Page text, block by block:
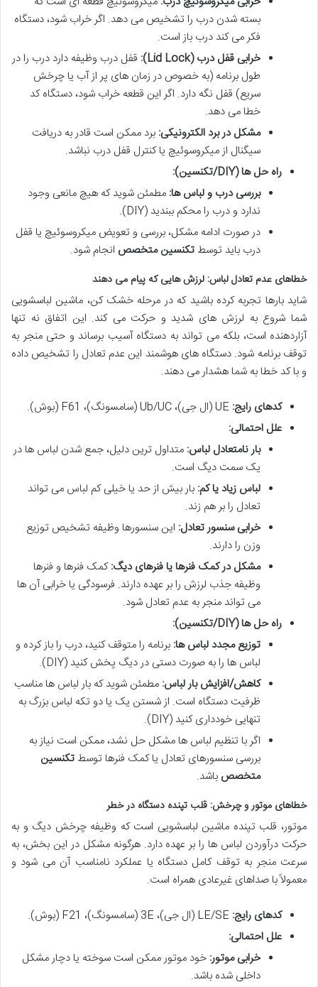
بسته شدن درب را تشخیص می دهد. اگر خراب شود، دستگاه
فکر می کند درب باز است.
خرابی قفل درب (Lid Lock):
قفل درب وظیفه دارد درب را در
طول برنامه (به خصوص در زمان های پر از آب یا چرخش
سریع) قفل نگه دارد. اگر این قطعه خراب شود، دستگاه کد
خطا می دهد.
مشکل در برد الکترونیکی: برد ممکن است قادر به دریافت
سیگنال از میکروسوئیچ یا کنترل قفل درب نباشد.
راه حل ها (DIY/تکنسین):
بررسی درب و لباس ها: مطمئن شوید که هیچ مانعی وجود
ندارد و درب را محکم ببندید (DIY).
در صورت ادامه مشکل، بررسی و تعویض میکروسوئیچ یا قفل
درب باید توسط تکنسین متخصص انجام شود.
خطاهای عدم تعادل لباس: لرزش هایی که پیام می دهند
شاید بارها تجربه کرده باشید که در مرحله خشک کن، ماشین لباسشویی
شما شروع به لرزش های شدید و حرکت می کند. این اتفاق نه تنها
آزاردهنده است، بلکه می تواند به دستگاه آسیب برساند و حتی منجر به
توقف برنامه شود. دستگاه های هوشمند این عدم تعادل را تشخیص داده
و با کد خطا به شما هشدار می دهند.
کدهای رایج:
علل احتمالی:
بار نامتعادل لباس: متداول ترین دلیل، جمع شدن لباس ها در
یک سمت دیگ است.
لباس زیاد یا کم: بار بیش از حد یا خیلی کم لباس می تواند
تعادل را بر هم زند.
خرابی سنسور تعادل: این سنسورها وظیفه تشخیص توزیع
وزن را دارند.
مشکل در کمک فنرها یا فنرهای دیگ:کمک فنرها و فنرها
وظیفه جذب لرزش را بر عهده دارند. فرسودگی یا خرابی آن ها
می تواند منجر به عدم تعادل شود.
راه حل ها (DIY/تکنسین):
توزیع مجدد لباس ها: برنامه را متوقف کنید، درب را باز کرده و
لباس ها را به صورت دستی در دیگ پخش کنید (DIY).
کاهش/افزایش بار لباس: مطمئن شوید که بار لباس ها مناسب
ظرفیت دستگاه است. از شستن یک یا دو تکه لباس بزرگ به
تنهایی خودداری کنید (DIY).
اگر با تنظیم لباس ها مشکل حل نشد، ممکن است نیاز به
بررسی سنسورهای تعادل یا کمک فنرها توسط تکنسین
متخصص باشد.
خطاهای موتور و چرخش: قلب تپنده دستگاه در خطر
موتور، قلب تپنده ماشین لباسشویی است که وظیفه چرخش دیگ و به
حرکت درآوردن لباس ها را بر عهده دارد. هرگونه مشکل در این بخش، به
سرعت منجر به توقف کامل دستگاه یا عملکرد نامناسب آن می شود و
معمولاً با صداهای غیرعادی همراه است.
کدهای رایج:
علل احتمالی:
خرابی موتور: خود موتور ممکن است سوخته یا دچار مشکل
داخلی شده باشد.